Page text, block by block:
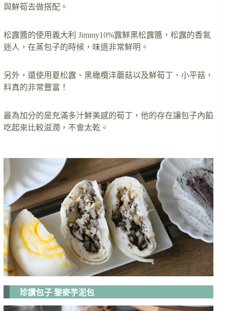
與鮮筍去做搭配。
松露醬的使用義大利 Jimmy10%露鮮黑松露醬，松露的香氣
迷人，在蒸包子的時候，味道非常鮮明。
另外，還使用夏松露、黑橄欖洋蘑菇以及鮮筍丁、小平菇，
料真的非常豐富！
最為加分的是充滿多汁鮮美感的筍丁，他的存在讓包子內餡
吃起來比較滋潤，不會太乾。
珍讚包子 黎麥芋泥包